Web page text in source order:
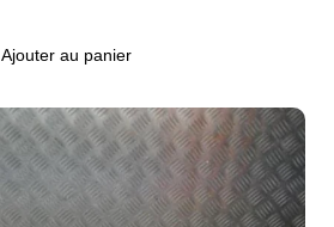
Ajouter au panier